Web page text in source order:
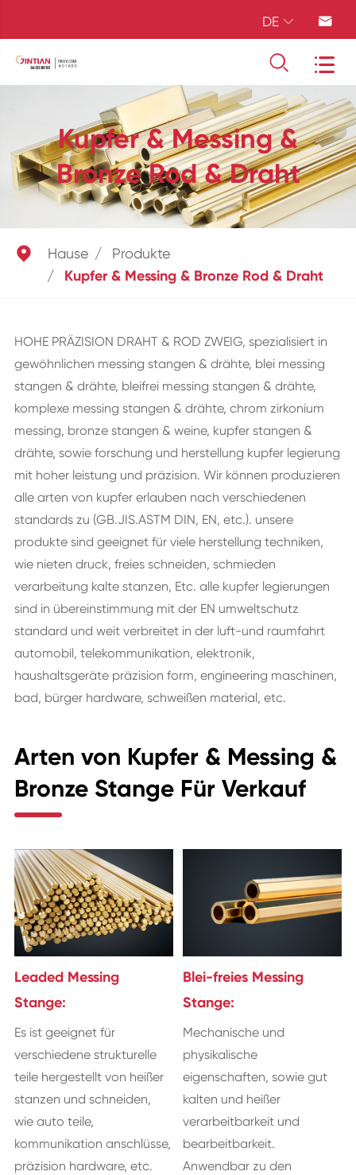
DE  
 
Kupfer & Messing &
Bronze Rod & Draht
 Hause Produkte
Kupfer & Messing & Bronze Rod & Draht
HOHE PRÄZISION DRAHT & ROD ZWEIG, spezialisiert in
gewöhnlichen messing stangen & drähte, blei messing
stangen & drähte, bleifrei messing stangen & drähte,
komplexe messing stangen & drähte, chrom zirkonium
messing, bronze stangen & weine, kupfer stangen &
drähte, sowie forschung und herstellung kupfer legierung
mit hoher leistung und präzision. Wir können produzieren
alle arten von kupfer erlauben nach verschiedenen
standards zu (GB.JIS.ASTM DIN, EN, etc.). unsere
produkte sind geeignet für viele herstellung techniken,
wie nieten druck, freies schneiden, schmieden
verarbeitung kalte stanzen, Etc. alle kupfer legierungen
sind in übereinstimmung mit der EN umweltschutz
standard und weit verbreitet in der luft-und raumfahrt
automobil, telekommunikation, elektronik,
haushaltsgeräte präzision form, engineering maschinen,
bad, bürger hardware, schweißen material, etc.
Arten von Kupfer & Messing &
Bronze Stange Für Verkauf
Leaded Messing
Stange:
Es ist geeignet für
verschiedene strukturelle
teile hergestellt von heißer
stanzen und schneiden,
wie auto teile,
kommunikation anschlüsse,
präzision hardware, etc.
Blei-freies Messing
Stange:
Mechanische und
physikalische
eigenschaften, sowie gut
kalten und heißer
verarbeitbarkeit und
bearbeitbarkeit.
Anwendbar zu den